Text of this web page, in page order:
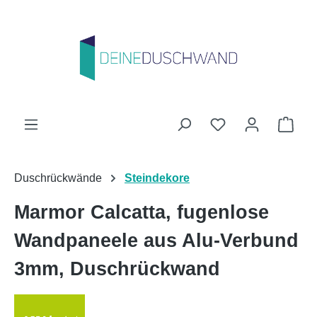
Du hast 0
Duschrückwände Steindekore
Marmor Calcatta, fugenlose
Wandpaneele aus Alu-Verbund
3mm, Duschrückwand